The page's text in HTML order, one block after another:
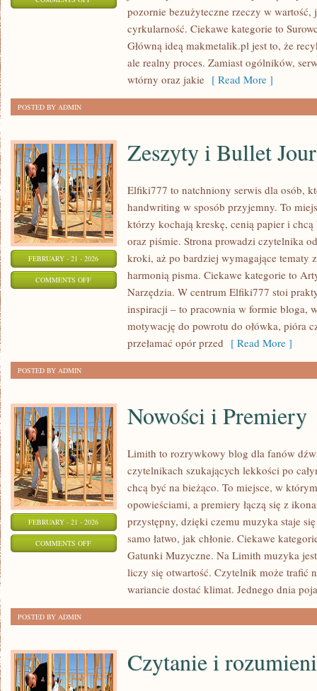
TECHNOLOGICZNE
pozornie bezużyteczne rzeczy w wartość,
cyrkularność. Ciekawe kategorie to
Główną ideą makmetalik.pl jest to, że
ale realny proces. Zamiast ogólników,
wtórny oraz jakie [ Read More ]
POSTED BY ADMIN
FEBRUARY - 21 - 2026
COMMENTS OFFON
Zeszyty i Bullet
Elfiki777 to natchniony serwis dla osób,
handwriting w sposób przyjemny. To
którzy kochają kreskę, cenią papier i
oraz piśmie. Strona prowadzi czytelnika
kroki, aż po bardziej wymagające tematy
harmonią pisma. Ciekawe kategorie to
Narzędzia. W centrum Elfiki777 stoi
inspiracji – to pracownia w formie bloga,
motywację do powrotu do ołówka, pióra
przełamać opór przed [ Read More ]
POSTED BY ADMIN
FEBRUARY - 21 - 2026
COMMENTS OFFON
Nowości i Premiery
Limith to rozrywkowy blog dla fanów
czytelnikach szukających lekkości po
chcą być na bieżąco. To miejsce, w
opowieściami, a premiery łączą się z
przystępny, dzięki czemu muzyka staje
samo łatwo, jak chłonie. Ciekawe
Gatunki Muzyczne. Na Limith muzyka
liczy się otwartość. Czytelnik może trafić
wariancie dostać klimat. Jednego dnia
POSTED BY ADMIN
Czytanie i